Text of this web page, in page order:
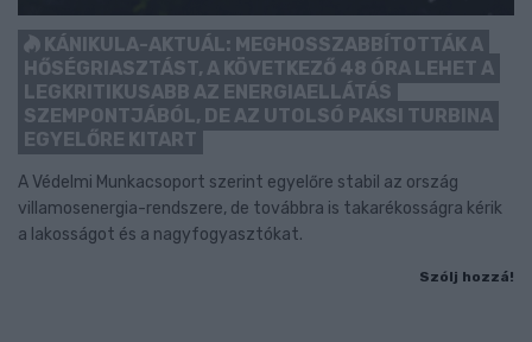
KÁNIKULA-AKTUÁL: MEGHOSSZABBÍTOTTÁK A
HŐSÉGRIASZTÁST, A KÖVETKEZŐ 48 ÓRA LEHET A
LEGKRITIKUSABB AZ ENERGIAELLÁTÁS
SZEMPONTJÁBÓL, DE AZ UTOLSÓ PAKSI TURBINA
EGYELŐRE KITART
A Védelmi Munkacsoport szerint egyelőre stabil az ország
villamosenergia-rendszere, de továbbra is takarékosságra kérik
a lakosságot és a nagyfogyasztókat.
Szólj hozzá!